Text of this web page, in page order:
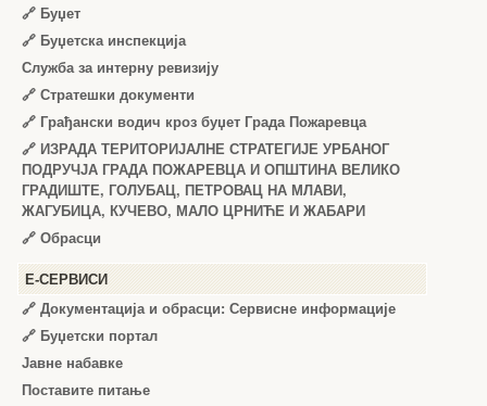
🔗 Буџет
🔗 Буџетска инспекција
Служба за интерну ревизију
🔗 Стратешки документи
🔗 Грађански водич кроз буџет Града Пожаревца
🔗 ИЗРАДА ТЕРИТОРИЈАЛНЕ СТРАТЕГИЈЕ УРБАНОГ
ПОДРУЧЈА ГРАДА ПОЖАРЕВЦА И ОПШТИНА ВЕЛИКО
ГРАДИШТЕ, ГОЛУБАЦ, ПЕТРОВАЦ НА МЛАВИ,
ЖАГУБИЦА, КУЧЕВО, МАЛО ЦРНИЋЕ И ЖАБАРИ
🔗 Обрасци
Е-СЕРВИСИ
🔗 Документација и обрасци: Сервисне информације
🔗 Буџетски портал
Јавне набавке
Поставите питање